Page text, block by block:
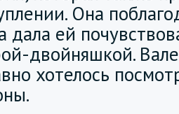
Она
дала ей
двойняшкой.
хотелось